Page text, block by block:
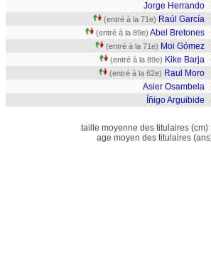
Jorge Herrando
(entré à la 71e) Raúl García
(entré à la 89e) Abel Bretones
(entré à la 71e) Moi Gómez
(entré à la 89e) Kike Barja
(entré à la 62e) Raul Moro
Asier Osambela
Íñigo Arguibide
taille moyenne des titulaires (cm)
age moyen des titulaires